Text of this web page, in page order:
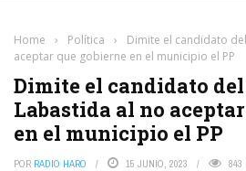
Home › Política ›
Dimite el candidato
aceptar que gobierne en el municipio el PP
Dimite el candidato
Labastida al no
en el municipio el PP
POR RADIO HARO 15 JUNIO, 2023 843